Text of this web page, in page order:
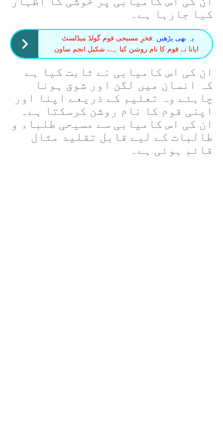
کیا جارہا ہے۔
یہ بھی پڑھیں :فخرِ مسیحی قوم گولڈ میڈلسٹ
ایانا نے قوم کا نام روشن کیا ہے، شکیل انجم ساون
ان کی اس کامیابی نے ثابت کیا ہے
کہ انسان میں لگن اور شوق ہونا
چاہئے وہ تعلیم کے ذریعے اپنا اور
اپنی قوم کا نام روشن کرسکتا ہے۔
ان کی اس کامیابی سے مسیحی طلباء و
طالبات کے لیے قابل تقلید مثال
قائم ہوئی ہے۔